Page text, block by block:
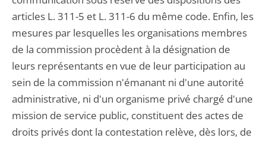
articles L. 311-5 et L. 311-6 du même code. Enfin, les
mesures par lesquelles les organisations membres
de la commission procèdent à la désignation de
leurs représentants en vue de leur participation au
sein de la commission n'émanant ni d'une autorité
administrative, ni d'un organisme privé chargé d'une
mission de service public, constituent des actes de
droits privés dont la contestation relève, dès lors, de